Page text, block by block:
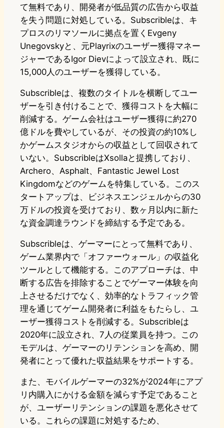
o
n
y
o
k
て無料であり、開発者が低品質の広告から収益
を失う問題に対処している。Subscribleは、キ
プロスのリマソールに拠点を置くEvgeny
Unegovskyと、元Playrixのユーザー獲得マネー
ジャーであるIgor Dievによって設立され、既に
15,000人のユーザーを獲得している。
Subscribleは、複数のタイトルを横断してユー
ザーを引き付けることで、獲得コストを大幅に
削減する。ゲーム会社はユーザー獲得に約270
億ドルを費やしているが、その投資の約10%し
かゲームスタジオからの収益として回収されて
いない。SubscribleはXsollaと提携しており、
Archero、Asphalt、Fantastic Jewel Lost
Kingdomなどのゲームを特集している。このス
タートアップは、ビジネスエンジェルからの30
万ドルの投資を受けており、数ヶ月以内に新た
な資金調達ラウンドを締結する予定である。
Subscribleは、ゲーマーにとって無料であり、
ゲーム業界内で「オファーウォール」の収益化
ツールとして機能する。このアプローチは、中
断する広告を排除することでゲーマー体験を向
上させるだけでなく、効率的なトラフィック管
理を通じてゲーム開発者に利益をもたらし、ユ
ーザー獲得コストを削減する。Subscribleは
2020年に設立され、7人の従業員を持つ。この
モデルは、ゲーマーのリテンションを高め、開
発者にとって優れた収益結果をサポートする。
また、モバイルゲーマーの32%が2024年にアプ
リ内購入にかける金額を減らす予定であること
が、ユーザーリテンションの課題を悪化させて
いる。これらの課題に対処するため、